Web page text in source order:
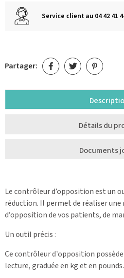
Service client au 04 42 41
Partager:
Détails du
Documents
Le contrôleur d’opposition est un
réduction. Il permet de réaliser une
d’opposition de vos patients, de
Un outil précis :
Ce contrôleur d'opposition
lecture, graduée en kg et en pounds.